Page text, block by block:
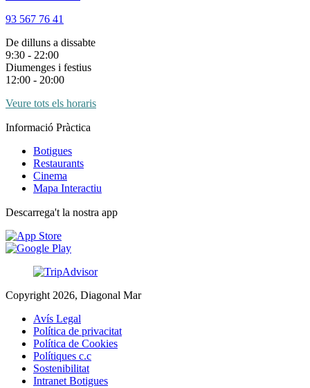
93 567 76 41
De dilluns a dissabte
9:30 - 22:00
Diumenges i festius
12:00 - 20:00
Veure tots els horaris
Informació Pràctica
Botigues
Restaurants
Cinema
Mapa Interactiu
Descarrega't la nostra app
Copyright 2026, Diagonal Mar
Avís Legal
Política de privacitat
Política de Cookies
Polítiques c.c
Sostenibilitat
Intranet Botigues